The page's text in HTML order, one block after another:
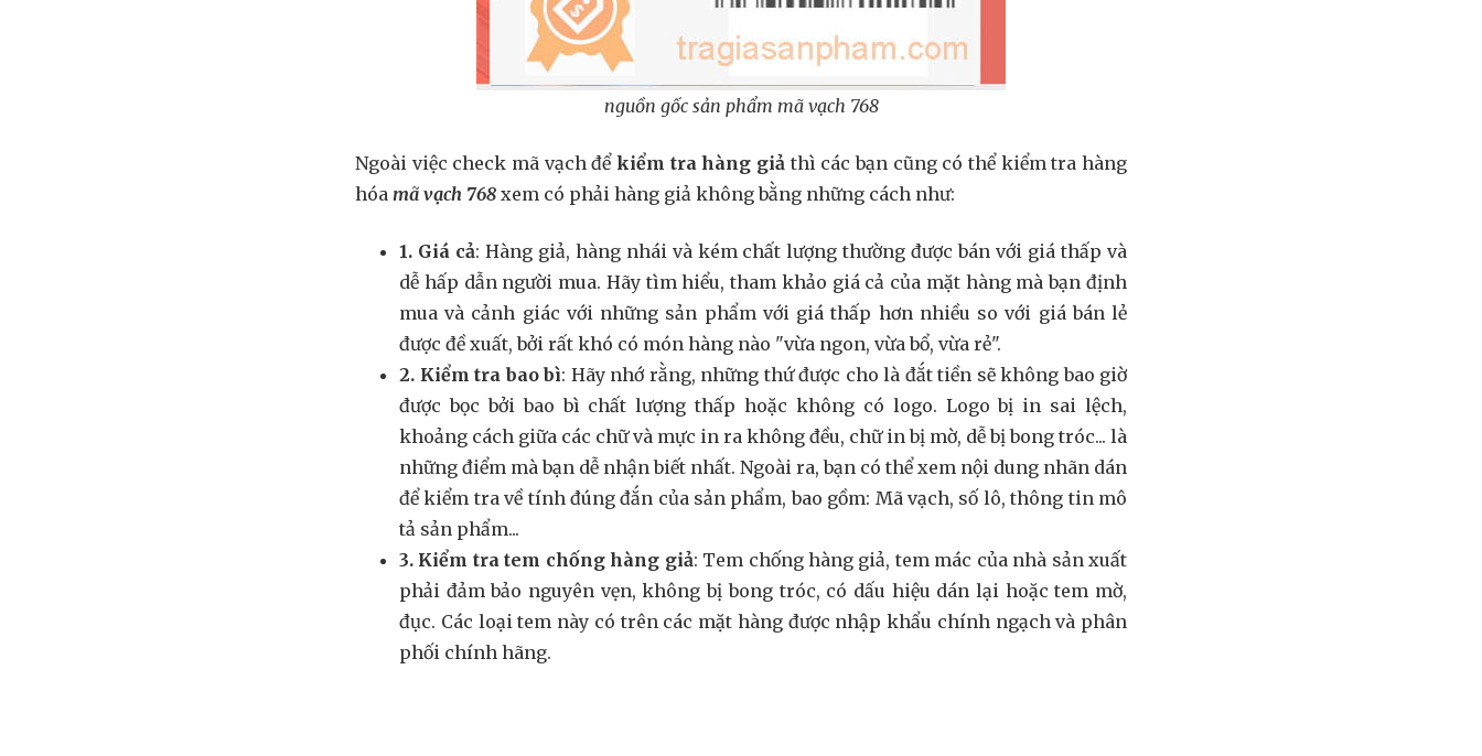
nguồn gốc sản phẩm mã vạch 768
Ngoài việc check mã vạch để kiểm tra hàng giả thì các bạn cũng có thể kiểm tra hàng
hóa mã vạch 768 xem có phải hàng giả không bằng những cách như:
1. Giá cả: Hàng giả, hàng nhái và kém chất lượng thường được bán với giá thấp và
dễ hấp dẫn người mua. Hãy tìm hiểu, tham khảo giá cả của mặt hàng mà bạn định
mua và cảnh giác với những sản phẩm với giá thấp hơn nhiều so với giá bán lẻ
được đề xuất, bởi rất khó có món hàng nào "vừa ngon, vừa bổ, vừa rẻ".
2. Kiểm tra bao bì: Hãy nhớ rằng, những thứ được cho là đắt tiền sẽ không bao giờ
được bọc bởi bao bì chất lượng thấp hoặc không có logo. Logo bị in sai lệch,
khoảng cách giữa các chữ và mực in ra không đều, chữ in bị mờ, dễ bị bong tróc... là
những điểm mà bạn dễ nhận biết nhất. Ngoài ra, bạn có thể xem nội dung nhãn dán
để kiểm tra về tính đúng đắn của sản phẩm, bao gồm: Mã vạch, số lô, thông tin mô
tả sản phẩm...
3. Kiểm tra tem chống hàng giả: Tem chống hàng giả, tem mác của nhà sản xuất
phải đảm bảo nguyên vẹn, không bị bong tróc, có dấu hiệu dán lại hoặc tem mờ,
đục. Các loại tem này có trên các mặt hàng được nhập khẩu chính ngạch và phân
phối chính hãng.